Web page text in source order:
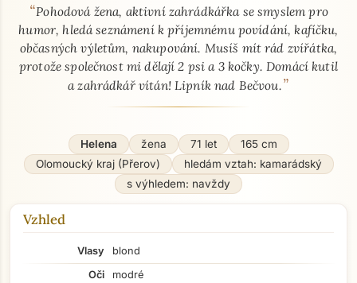
O mně - seznamka profil
“Pohodová žena, aktivní zahrádkářka se smyslem pro
humor, hledá seznámení k příjemnému povídání, kafíčku,
občasných výletům, nakupování. Musíš mít rád zvířátka,
protože společnost mi dělají 2 psi a 3 kočky. Domácí kutil
a zahrádkář vítán! Lipník nad Bečvou.”
Helena žena 71 let
165 cm
Olomoucký kraj (Přerov)
hledám vztah: kamarádský
s výhledem: navždy
Vzhled
Vlasy
blond
Oči
modré